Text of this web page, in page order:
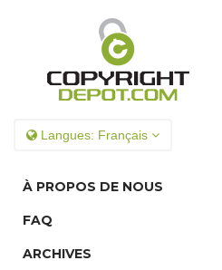
Langues: Français
À PROPOS DE NOUS
FAQ
ARCHIVES